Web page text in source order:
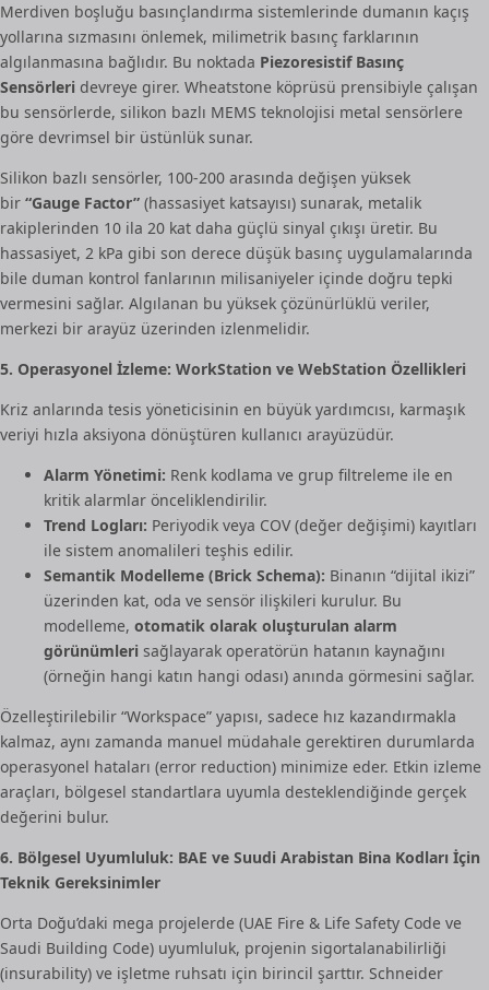
Merdiven boşluğu basınçlandırma sistemlerinde dumanın kaçış
yollarına sızmasını önlemek, milimetrik basınç farklarının
algılanmasına bağlıdır. Bu noktada Piezoresistif Basınç
Sensörleri devreye girer. Wheatstone köprüsü prensibiyle çalışan
bu sensörlerde, silikon bazlı MEMS teknolojisi metal sensörlere
göre devrimsel bir üstünlük sunar.
Silikon bazlı sensörler, 100-200 arasında değişen yüksek
bir “Gauge Factor” (hassasiyet katsayısı) sunarak, metalik
rakiplerinden 10 ila 20 kat daha güçlü sinyal çıkışı üretir. Bu
hassasiyet, 2 kPa gibi son derece düşük basınç uygulamalarında
bile duman kontrol fanlarının milisaniyeler içinde doğru tepki
vermesini sağlar. Algılanan bu yüksek çözünürlüklü veriler,
merkezi bir arayüz üzerinden izlenmelidir.
5. Operasyonel İzleme: WorkStation ve WebStation Özellikleri
Kriz anlarında tesis yöneticisinin en büyük yardımcısı, karmaşık
veriyi hızla aksiyona dönüştüren kullanıcı arayüzüdür.
Alarm Yönetimi: Renk kodlama ve grup filtreleme ile en
kritik alarmlar önceliklendirilir.
Trend Logları: Periyodik veya COV (değer değişimi) kayıtları
ile sistem anomalileri teşhis edilir.
Semantik Modelleme (Brick Schema): Binanın “dijital ikizi”
üzerinden kat, oda ve sensör ilişkileri kurulur. Bu
modelleme, otomatik olarak oluşturulan alarm
görünümleri sağlayarak operatörün hatanın kaynağını
(örneğin hangi katın hangi odası) anında görmesini sağlar.
Özelleştirilebilir “Workspace” yapısı, sadece hız kazandırmakla
kalmaz, aynı zamanda manuel müdahale gerektiren durumlarda
operasyonel hataları (error reduction) minimize eder. Etkin izleme
araçları, bölgesel standartlara uyumla desteklendiğinde gerçek
değerini bulur.
6. Bölgesel Uyumluluk: BAE ve Suudi Arabistan Bina Kodları İçin
Teknik Gereksinimler
Orta Doğu’daki mega projelerde (UAE Fire & Life Safety Code ve
Saudi Building Code) uyumluluk, projenin sigortalanabilirliği
(insurability) ve işletme ruhsatı için birincil şarttır. Schneider